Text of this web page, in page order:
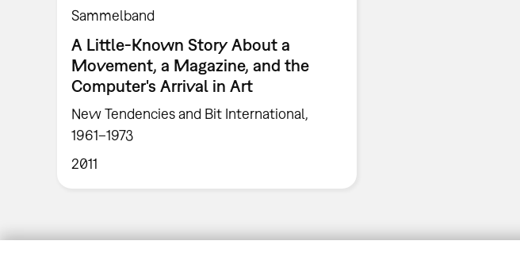
Sammelband
A Little-Known Story About a
Movement, a Magazine, and the
Computer's Arrival in Art
New Tendencies and Bit International,
1961–1973
2011